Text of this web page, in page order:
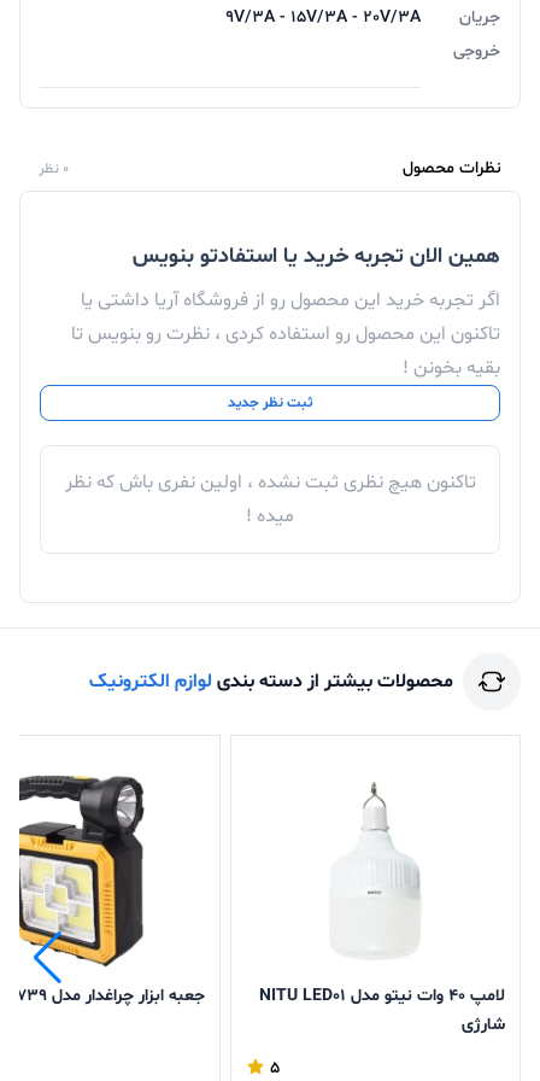
جریان
خروجی
9V/3A - 15V/3A - 20V/3A
نظرات محصول 0 نظر
همین الان تجربه خرید یا استفادتو بنویس
اگر تجربه خرید این محصول رو از فروشگاه آریا داشتی یا
تاکنون این محصول رو استفاده کردی ، نظرت رو بنویس تا
بقیه بخونن !
ثبت نظر جدید
تاکنون هیچ نظری ثبت نشده ، اولین نفری باش که نظر
میده !
محصولات بیشتر از دسته بندی لوازم الکترونیک
لامپ 40 وات نیتو مدل NITU LED01
شارژی
5
جعبه ابزار چراغدار مدل 7739-C